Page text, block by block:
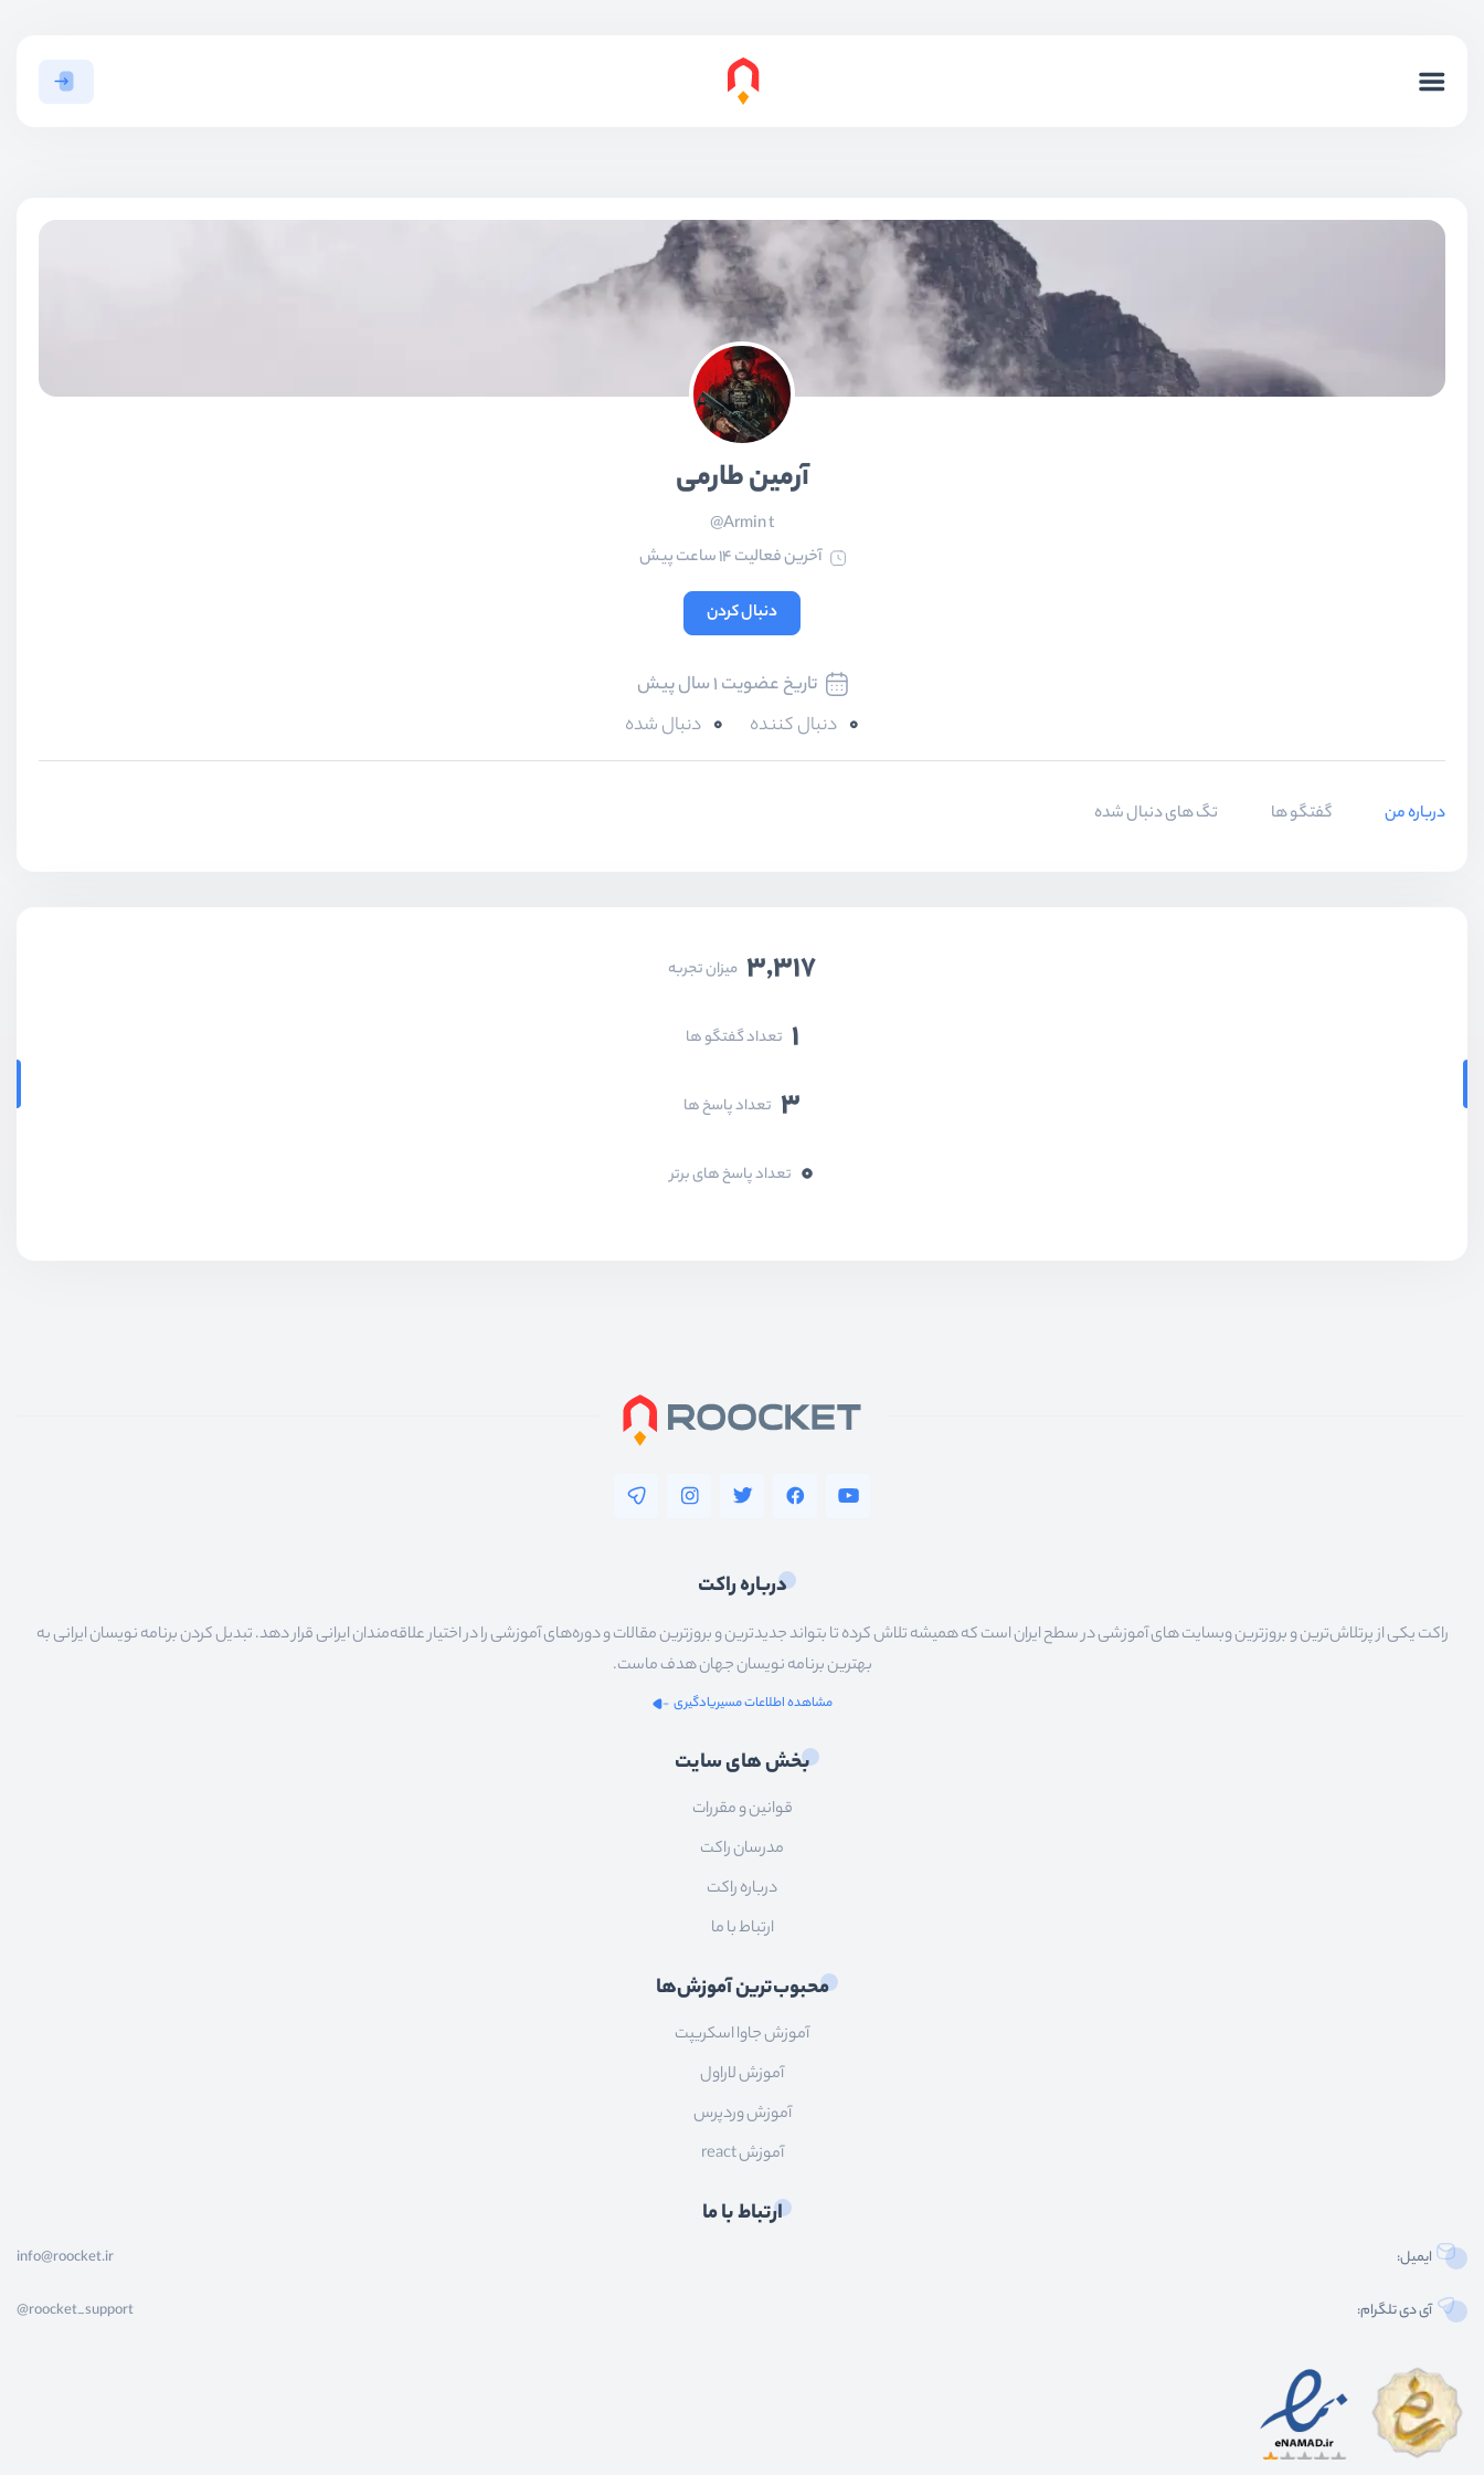
آرمین طارمی
Armin t@
آخرین فعالیت 14 ساعت پیش
دنبال کردن
0 دنبال کننده 0 دنبال شده
تاریخ عضویت 1 سال پیش
درباره من گفتگو ها تگ های دنبال شده
3,317 میزان تجربه
1 تعداد گفتگو ها
3 تعداد پاسخ ها
0 تعداد پاسخ های برتر
درباره راکت
راکت یکی از پرتلاش‌ترین و بروزترین وبسایت های آموزشی در سطح ایران است که همیشه تلاش کرده تا بتواند جدیدترین و بروزترین مقالات و دوره‌های آموزشی را در اختیار علاقه‌مندان ایرانی قرار دهد. تبدیل کردن برنامه نویسان ایرانی به
بهترین برنامه نویسان جهان هدف ماست.
مشاهده اطلاعات مسیریادگیری
بخش های سایت
قوانین و مقررات
مدرسان راکت
درباره راکت
ارتباط با ما
محبوب‌ترین آموزش‌ها
آموزش جاوا اسکریپت
آموزش لاراول
آموزش وردپرس
آموزش react
ارتباط با ما
ایمیل: info@roocket.ir
آی دی تلگرام: @roocket_support